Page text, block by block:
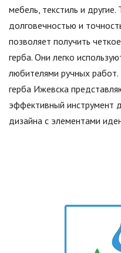
мебель, текстиль и
долговечностью и
позволяет получить
герба. Они легко
любителями ручных
герба Ижевска
эффективный инструмент
дизайна с элементами